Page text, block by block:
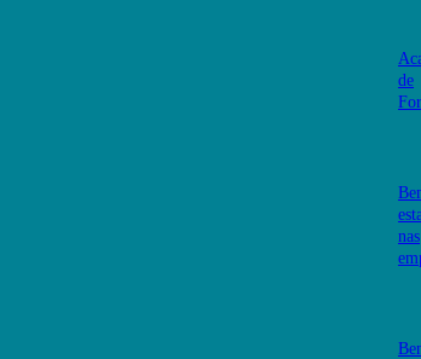
de
nas